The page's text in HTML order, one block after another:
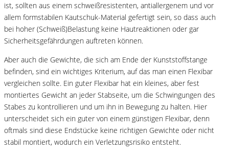
ist, sollten aus einem schweißresistenten, antiallergenem und vor
allem formstabilen Kautschuk-Material gefertigt sein, so dass auch
bei hoher (Schweiß)Belastung keine Hautreaktionen oder gar
Sicherheitsgefährdungen auftreten können.
Aber auch die Gewichte, die sich am Ende der Kunststoffstange
befinden, sind ein wichtiges Kriterium, auf das man einen Flexibar
vergleichen sollte. Ein guter Flexibar hat ein kleines, aber fest
montiertes Gewicht an jeder Stabseite, um die Schwingungen des
Stabes zu kontrollieren und um ihn in Bewegung zu halten. Hier
unterscheidet sich ein guter von einem günstigen Flexibar, denn
oftmals sind diese Endstücke keine richtigen Gewichte oder nicht
stabil montiert, wodurch ein Verletzungsrisiko entsteht.